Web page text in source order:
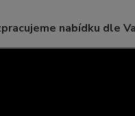
nabídku dle